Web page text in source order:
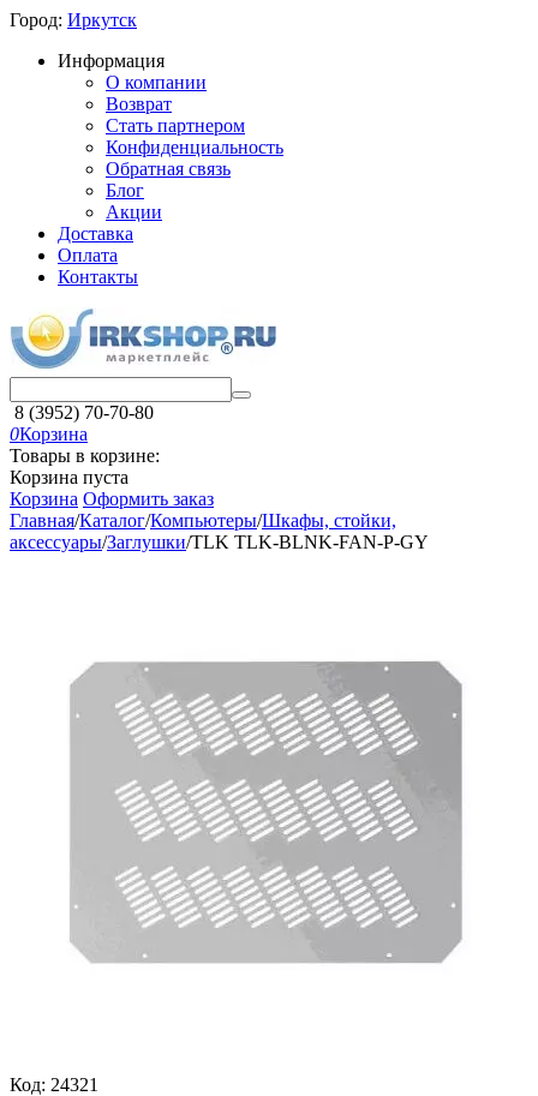
Город: Иркутск
Информация
О компании
Возврат
Стать партнером
Конфиденциальность
Обратная связь
Блог
Акции
Доставка
Оплата
Контакты
8 (3952) 70-70-80
0Корзина
Товары в корзине:
Корзина пуста
Корзина Оформить заказ
Главная/Каталог/Компьютеры/Шкафы, стойки,
аксессуары/Заглушки/TLK TLK-BLNK-FAN-P-GY
Код: 24321